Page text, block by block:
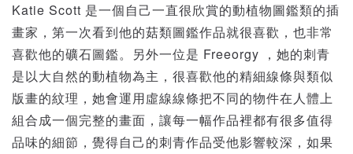
Katie Scott 是一個自己一直很欣賞的動植物圖鑑類的插
畫家，第一次看到他的菇類圖鑑作品就很喜歡，也非常
喜歡他的礦石圖鑑。另外一位是 Freeorgy ，她的刺青
是以大自然的動植物為主，很喜歡他的精細線條與類似
版畫的紋理，她會運用虛線線條把不同的物件在人體上
組合成一個完整的畫面，讓每一幅作品裡都有很多值得
品味的細節，覺得自己的刺青作品受他影響較深，如果